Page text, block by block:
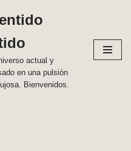
actual y
en una pulsión
Bienvenidos.